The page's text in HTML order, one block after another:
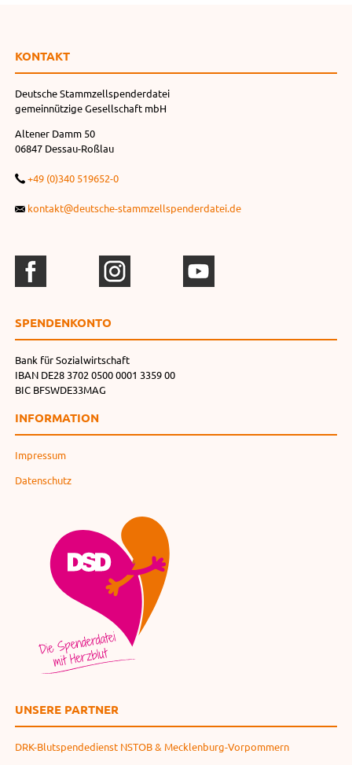
KONTAKT
Deutsche Stammzellspenderdatei
gemeinnützige Gesellschaft mbH
Altener Damm 50
06847 Dessau-Roßlau
+49 (0)340 519652-0
kontakt@deutsche-stammzellspenderdatei.de
SPENDEN­KONTO
Bank für Sozialwirtschaft
IBAN DE28 3702 0500 0001 3359 00
BIC BFSWDE33MAG
INFORMATION
Impressum
Datenschutz
UNSERE PARTNER
DRK-Blutspendedienst NSTOB & Mecklenburg-Vorpommern